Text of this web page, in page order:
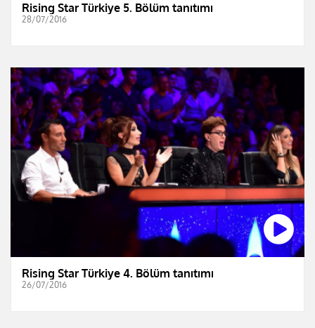
Rising Star Türkiye 5. Bölüm tanıtımı
28/07/2016
Rising Star Türkiye 4. Bölüm tanıtımı
26/07/2016